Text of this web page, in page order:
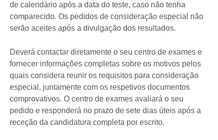
de calendário após a data do teste, caso não tenha
comparecido. Os pedidos de consideração especial não
serão aceites após a divulgação dos resultados.
Deverá contactar diretamente o seu centro de exames e
fornecer informações completas sobre os motivos pelos
quais considera reunir os requisitos para consideração
especial, juntamente com os respetivos documentos
comprovativos. O centro de exames avaliará o seu
pedido e responderá no prazo de sete dias úteis após a
receção da candidatura completa por escrito.